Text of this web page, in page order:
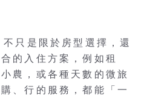
只是限於房型選擇，還
的入住方案，例如租
農，或各種天數的微旅
、行的服務，都能「一